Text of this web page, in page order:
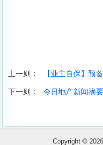
收
盘
上一则： 【业主自保】预
下一则： 今日地产新闻摘要
Copyright ©